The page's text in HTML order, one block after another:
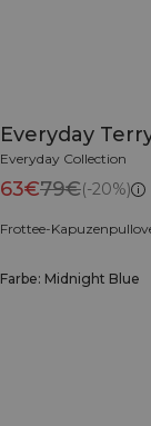
Everyday
Everyday Collection
63€79€(-20%)
Frottee-
Farbe: Midnight Blue